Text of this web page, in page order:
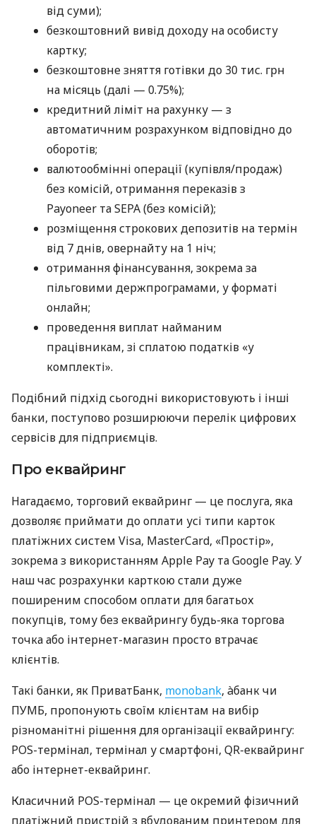
від суми);
безкоштовний вивід доходу на особисту
картку;
безкоштовне зняття готівки до 30 тис. грн
на місяць (далі — 0.75%);
кредитний ліміт на рахунку — з
автоматичним розрахунком відповідно до
оборотів;
валютообмінні операції (купівля/продаж)
без комісій, отримання переказів з
Payoneer та SEPA (без комісій);
розміщення строкових депозитів на термін
від 7 днів, овернайту на 1 ніч;
отримання фінансування, зокрема за
пільговими держпрограмами, у форматі
онлайн;
проведення виплат найманим
працівникам, зі сплатою податків «у
комплекті».
Подібний підхід сьогодні використовують і інші
банки, поступово розширюючи перелік цифрових
сервісів для підприємців.
Про еквайринг
Нагадаємо, торговий еквайринг — це послуга, яка
дозволяє приймати до оплати усі типи карток
платіжних систем Visa, MasterCard, «Простір»,
зокрема з використанням Apple Pay та Google Pay. У
наш час розрахунки карткою стали дуже
поширеним способом оплати для багатьох
покупців, тому без еквайрингу будь-яка торгова
точка або інтернет-магазин просто втрачає
клієнтів.
Такі банки, як ПриватБанк, monobank, àбанк чи
ПУМБ, пропонують своїм клієнтам на вибір
різноманітні рішення для організації еквайрингу:
POS-термінал, термінал у смартфоні, QR-еквайринг
або інтернет-еквайринг.
Класичний POS-термінал — це окремий фізичний
платіжний пристрій з вбудованим принтером для